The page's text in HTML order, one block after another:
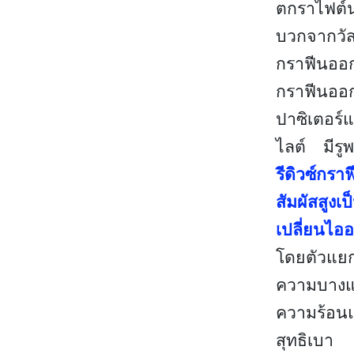
ตกราไฟ
บวกจากวั
กราฟีนอ
กราฟีนออ
ปาซิเตอร์
ไลต์ มีรูพ
รีดิวซ์กรา
สัมผัสสูงเ
เปลี่ยนไอ
โดยตัวแ
ความบา
ความร้อ
สุทธิเบา